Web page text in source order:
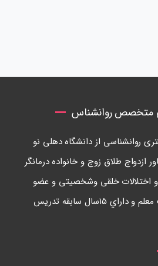
متخصص روانشناس
روانشناسی از دانشگاه دهلی نو
ازدواج طلاق زوج و خانواده درمانگر
اختلالات خلقی وشخصيتی و عضو
هئيت علمی دانشگاه تربيت معلم و داراي ١٥سال سابقه تدريس